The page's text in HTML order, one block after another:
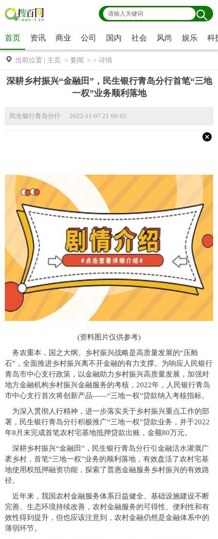
首页 资讯 商业 公司 国内 社会 风尚 娱乐 科
当前位置 主页 > 要闻 > > 详情
深耕乡村振兴“金融田”，民生银行青岛分行首笔“三地
一权”业务顺利落地
民生银行青岛分行 2022-11-07 21:00:02
(资料图片仅供参考)
务农重本，国之大纲。乡村振兴战略是高质量发展的“压舱
石”，全面推进乡村振兴离不开金融的有力支撑。为响应人民银行
青岛市中心支行政策，以金融助力乡村振兴高质量发展，加强对
地方金融机构乡村振兴金融服务的考核，2022年，人民银行青岛
市中心支行首次将创新产品——“三地一权”贷款纳入考核指标。
为深入贯彻人行精神，进一步落实关于乡村振兴重点工作的部
署，民生银行青岛分行积极推广“三地一权”贷款业务，并于2022
年8月末完成首笔农村宅基地抵押贷款出账，金额80万元。
深耕乡村振兴“金融田”，民生银行青岛分行引金融活水灌溉广
袤乡村，首笔“三地一权”业务的顺利落地，有效盘活了农村宅基
地使用权抵押融资功能，探索了普惠金融服务乡村振兴的有效路
径。
近年来，我国农村金融服务体系日益健全、基础设施建设不断
完善、生态环境持续改善，农村金融服务的可得性、便利性和有
效性得到提升，但也应该注意到，农村金融仍然是金融体系中的
薄弱环节。